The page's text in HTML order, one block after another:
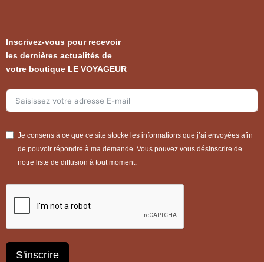
Inscrivez-vous pour recevoir
les dernières actualités de
votre boutique LE VOYAGEUR
Je consens à ce que ce site stocke les informations que j’ai envoyées afin
de pouvoir répondre à ma demande. Vous pouvez vous désinscrire de
notre liste de diffusion à tout moment.
S'inscrire